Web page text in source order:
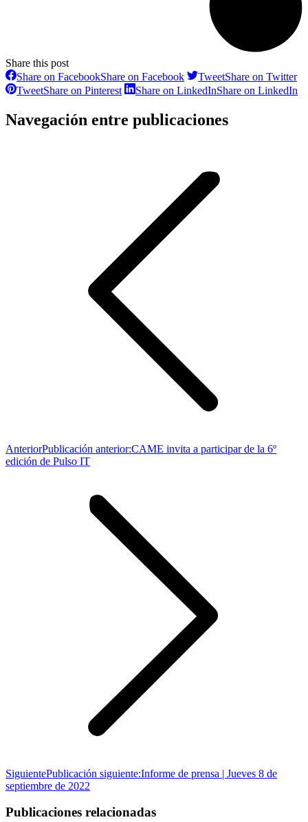
Share this post
Share on FacebookShare on Facebook TweetShare on Twitter
TweetShare on Pinterest Share on LinkedInShare on LinkedIn
Navegación entre publicaciones
AnteriorPublicación anterior:CAME invita a participar de la 6º
edición de Pulso IT
SiguientePublicación siguiente:Informe de prensa | Jueves 8 de
septiembre de 2022
Publicaciones relacionadas